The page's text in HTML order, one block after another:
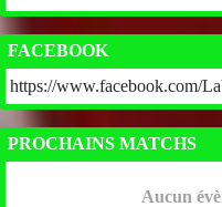
FACEBOOK
https://www.facebook.com/
PROCHAINS MATCHS
Aucun